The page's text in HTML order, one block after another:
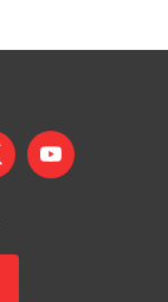
youtube